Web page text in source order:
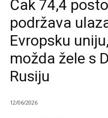
Čak 74,4
podržava
Evropsku
možda žele s
Rusiju
12/06/2026